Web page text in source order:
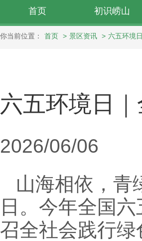
首页 初识崂山
你当前位置： 首页 > 景区资讯 > 六五环境
六五环境日
2026/06/06
山海相依，青
日。今年全国
召全社会践行